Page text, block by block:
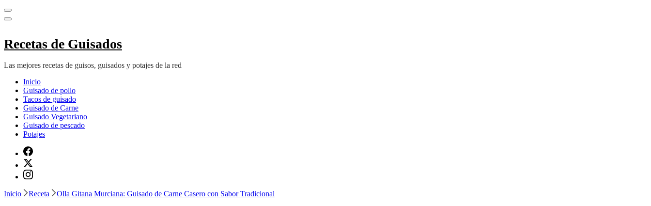
Recetas de Guisados
Las mejores recetas de guisos, guisados y potajes de la red
Inicio
Guisado de pollo
Tacos de guisado
Guisado de Carne
Guisado Vegetariano
Guisado de pescado
Potajes
Inicio Receta Olla Gitana Murciana: Guisado de Carne Casero con Sabor Tradicional